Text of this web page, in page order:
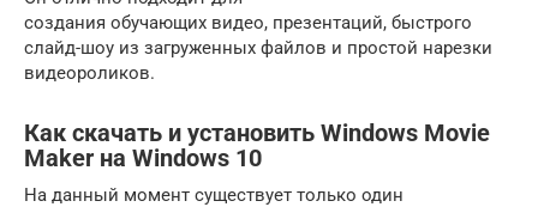
создания обучающих видео, презентаций, быстрого
слайд-шоу из загруженных файлов и простой нарезки
видеороликов.
Как скачать и установить Windows Movie
Maker на Windows 10
На данный момент существует только один